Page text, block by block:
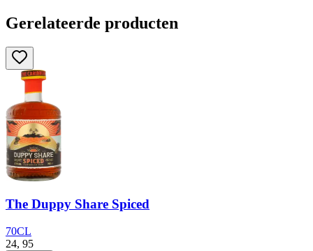
Gerelateerde producten
The Duppy Share Spiced
70CL
24, 95